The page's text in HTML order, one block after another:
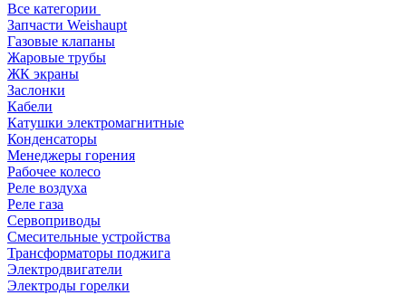
Все категории
Запчасти Weishaupt
Газовые клапаны
Жаровые трубы
ЖК экраны
Заслонки
Кабели
Катушки электромагнитные
Конденсаторы
Менеджеры горения
Рабочее колесо
Реле воздухa
Реле газа
Сервоприводы
Смесительные устройства
Трансформаторы поджига
Электродвигатели
Электроды горелки